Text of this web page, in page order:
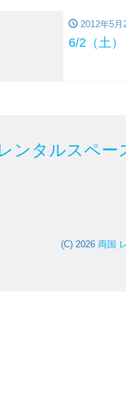
2012年5月
6/2（土
ンタルスペー
(C) 2026 両国